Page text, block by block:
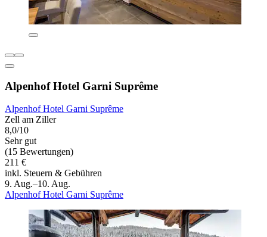
Alpenhof Hotel Garni Suprême
Alpenhof Hotel Garni Suprême
Zell am Ziller
8,0/10
Sehr gut
(15 Bewertungen)
211 €
inkl. Steuern & Gebühren
9. Aug.–10. Aug.
Alpenhof Hotel Garni Suprême